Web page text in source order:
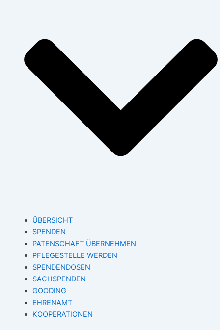
ÜBERSICHT
SPENDEN
PATENSCHAFT ÜBERNEHMEN
PFLEGESTELLE WERDEN
SPENDENDOSEN
SACHSPENDEN
GOODING
EHRENAMT
KOOPERATIONEN